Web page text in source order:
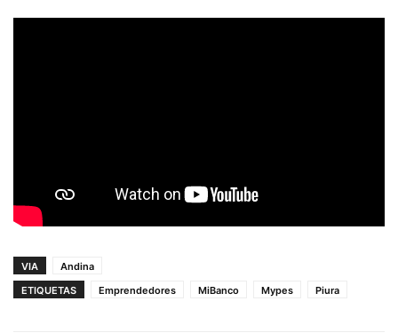
VIA
Andina
ETIQUETAS
Emprendedores MiBanco Mypes Piura